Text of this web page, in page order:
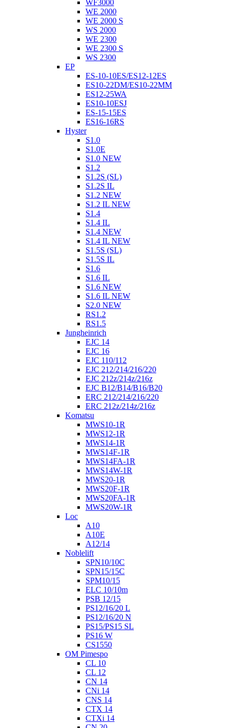
WF3000
WE 2000
WE 2000 S
WS 2000
WE 2300
WE 2300 S
WS 2300
EP
ES-10-10ES/ES12-12ES
ES10-22DM/ES10-22MM
ES12-25WA
ES10-10ESJ
ES-15-15ES
ES16-16RS
Hyster
S1.0
S1.0E
S1.0 NEW
S1.2
S1.2S (SL)
S1.2S IL
S1.2 NEW
S1.2 IL NEW
S1.4
S1.4 IL
S1.4 NEW
S1.4 IL NEW
S1.5S (SL)
S1.5S IL
S1.6
S1.6 IL
S1.6 NEW
S1.6 IL NEW
S2.0 NEW
RS1.2
RS1.5
Jungheinrich
EJC 14
EJC 16
EJC 110/112
EJC 212/214/216/220
EJC 212z/214z/216z
EJC B12/B14/B16/B20
ERC 212/214/216/220
ERC 212z/214z/216z
Komatsu
MWS10-1R
MWS12-1R
MWS14-1R
MWS14F-1R
MWS14FA-1R
MWS14W-1R
MWS20-1R
MWS20F-1R
MWS20FA-1R
MWS20W-1R
Loc
A10
A10E
A12/14
Noblelift
SPN10/10C
SPN15/15C
SPM10/15
ELC 10/10m
PSB 12/15
PS12/16/20 L
PS12/16/20 N
PS15/PS15 SL
PS16 W
CS1550
OM Pimespo
CL 10
CL 12
CN 14
CNi 14
CNS 14
CTX 14
CTXi 14